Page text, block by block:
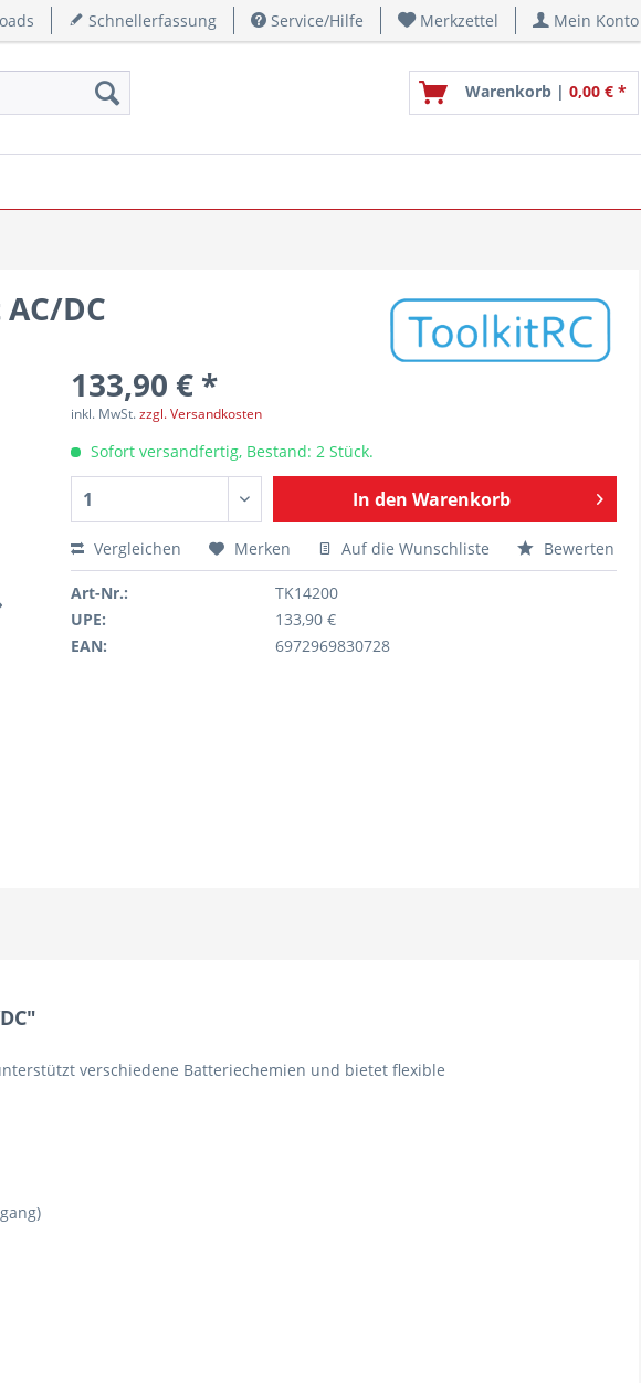
Schnellerfassung Service/Hilfe Merkzettel Mein Konto
Warenkorb | 0,00 € *
DC
133,90 € *
inkl. MwSt.zzgl. Versandkosten
Sofort versandfertig, Bestand: 2 Stück.
In den Warenkorb
Vergleichen Merken Auf die Wunschliste Bewerten
Art-Nr.:
TK14200
UPE:
133,90 €
EAN:
6972969830728
verschiedene Batteriechemien und bietet flexible